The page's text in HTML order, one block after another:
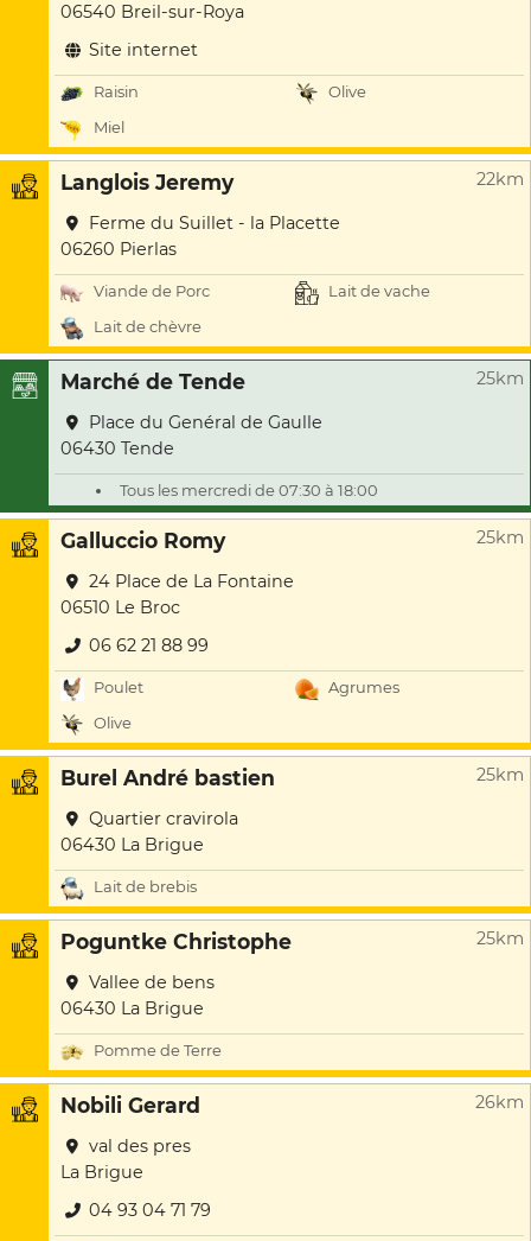
06540 Breil-sur-Roya
Site internet
Raisin
Olive
Miel
Langlois Jeremy 22km
Ferme du Suillet - la Placette
06260 Pierlas
Viande de Porc
Lait de vache
Lait de chèvre
Marché de Tende 25km
Place du Genéral de Gaulle
06430 Tende
Tous les mercredi de 07:30 à 18:00
Galluccio Romy 25km
24 Place de La Fontaine
06510 Le Broc
06 62 21 88 99
Poulet
Agrumes
Olive
Burel André bastien 25km
Quartier cravirola
06430 La Brigue
Lait de brebis
Poguntke Christophe 25km
Vallee de bens
06430 La Brigue
Pomme de Terre
Nobili Gerard 26km
val des pres
La Brigue
04 93 04 71 79